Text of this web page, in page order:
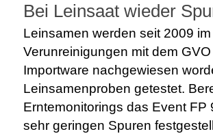
Bei Leinsaat wieder
Leinsamen werden seit 2009
Verunreinigungen mit dem
Importware nachgewiesen
Leinsamenproben getestet.
Erntemonitorings das Event
sehr geringen Spuren